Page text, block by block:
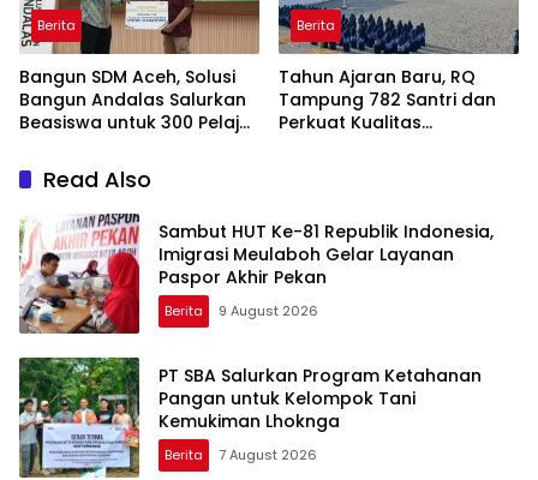
Berita
Bangun SDM Aceh, Solusi
Bangun Andalas Salurkan
Beasiswa untuk 300 Pelajar
Berita
Tahun Ajaran Baru, RQ
Tampung 782 Santri dan
Perkuat Kualitas
Read Also
Sambut HUT Ke-81 Republik Indonesia,
Imigrasi Meulaboh Gelar Layanan
Paspor Akhir Pekan
Berita 9 August 2026
PT SBA Salurkan Program Ketahanan
Pangan untuk Kelompok Tani
Kemukiman Lhoknga
Berita 7 August 2026